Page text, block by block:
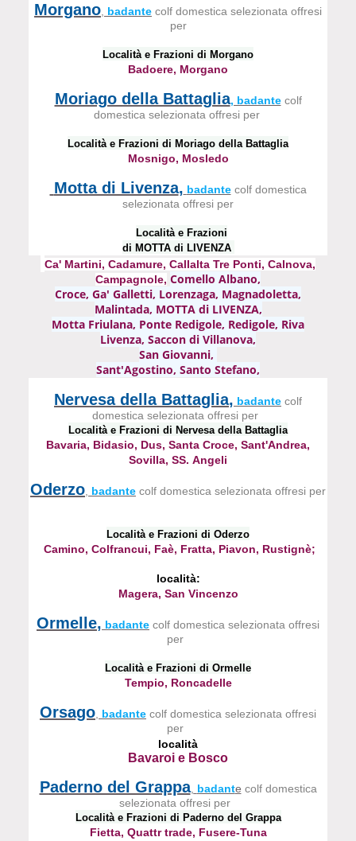
Morgano badante colf domestica selezionata offresi
per
Località e Frazioni di Morgano
Badoere, Morgano
Moriago della Battaglia, badante colf
domestica selezionata offresi per
Località e Frazioni di Moriago della Battaglia
Mosnigo, Mosledo
Motta di Livenza, badante colf domestica
selezionata offresi per
Località e Frazioni
di MOTTA di LIVENZA
Ca' Martini, Cadamure, Callalta Tre Ponti, Calnova,
Campagnole, Comello Albano,
Croce, Ga' Galletti, Lorenzaga, Magnadoletta,
Malintada, MOTTA di LIVENZA,
Motta Friulana, Ponte Redigole, Redigole, Riva
Livenza, Saccon di Villanova,
San Giovanni,
Sant'Agostino, Santo Stefano,
Nervesa della Battaglia, badante colf
domestica selezionata offresi per
Località e Frazioni di Nervesa della Battaglia
Bavaria, Bidasio, Dus, Santa Croce, Sant'Andrea,
Sovilla, SS. Angeli
Oderzo badante colf domestica selezionata offresi per
Località e Frazioni di Oderzo
Camino, Colfrancui, Faè, Fratta, Piavon, Rustignè;
località:
Magera, San Vincenzo
Ormelle, badante colf domestica selezionata offresi
per
Località e Frazioni di Ormelle
Tempio, Roncadelle
Orsago badante colf domestica selezionata offresi
per
località
Bavaroi e Bosco
Paderno del Grappa, badante colf domestica
selezionata offresi per
Località e Frazioni di Paderno del Grappa
Fietta, Quattr trade, Fusere-Tuna